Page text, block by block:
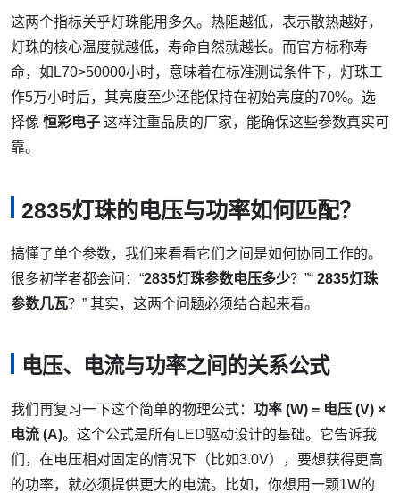
这两个指标关乎灯珠能用多久。热阻越低，表示散热越好，
灯珠的核心温度就越低，寿命自然就越长。而官方标称寿
命，如L70>50000小时，意味着在标准测试条件下，灯珠工
作5万小时后，其亮度至少还能保持在初始亮度的70%。选
择像 恒彩电子 这样注重品质的厂家，能确保这些参数真实可
靠。
2835灯珠的电压与功率如何匹配？
搞懂了单个参数，我们来看看它们之间是如何协同工作的。
很多初学者都会问：“2835灯珠参数电压多少？”“ 2835灯珠
参数几瓦？” 其实，这两个问题必须结合起来看。
电压、电流与功率之间的关系公式
我们再复习一下这个简单的物理公式： 功率 (W) = 电压 (V) ×
电流 (A)。这个公式是所有LED驱动设计的基础。它告诉我
们，在电压相对固定的情况下（比如3.0V），要想获得更高
的功率，就必须提供更大的电流。比如，你想用一颗1W的